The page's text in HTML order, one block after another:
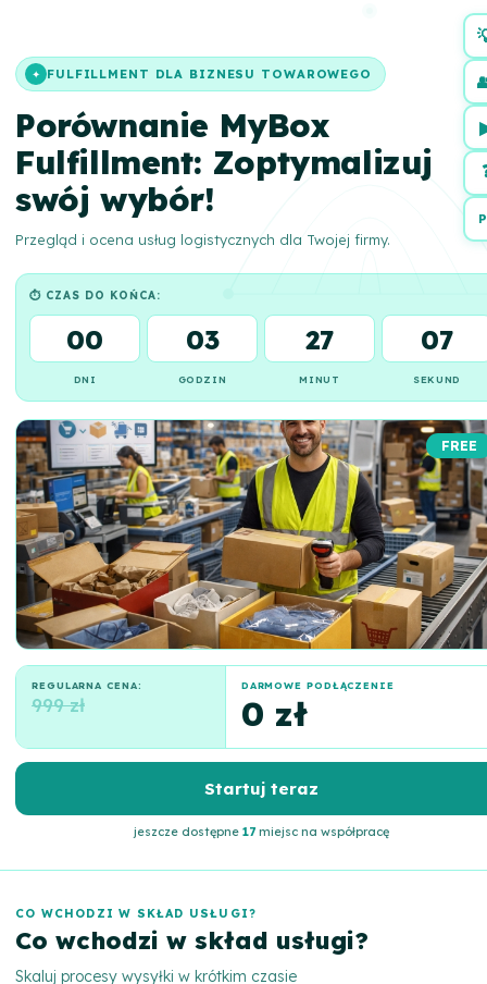
✦ FULFILLMENT DLA BIZNESU TOWAROWEGO
Porównanie MyBox
Fulfillment: Zoptymalizuj
swój wybór!
Przegląd i ocena usług logistycznych dla Twojej firmy.
⏱ CZAS DO KOŃCA:
00
DNI
03
GODZIN
27
MINUT
06
SEKUND
FREE
REGULARNA CENA:
999 zł
DARMOWE PODŁĄCZENIE
0 zł
Startuj teraz
jeszcze dostępne 17miejsc na współpracę
CO WCHODZI W SKŁAD USŁUGI?
Co wchodzi w skład usługi?
Skaluj procesy wysyłki w krótkim czasie